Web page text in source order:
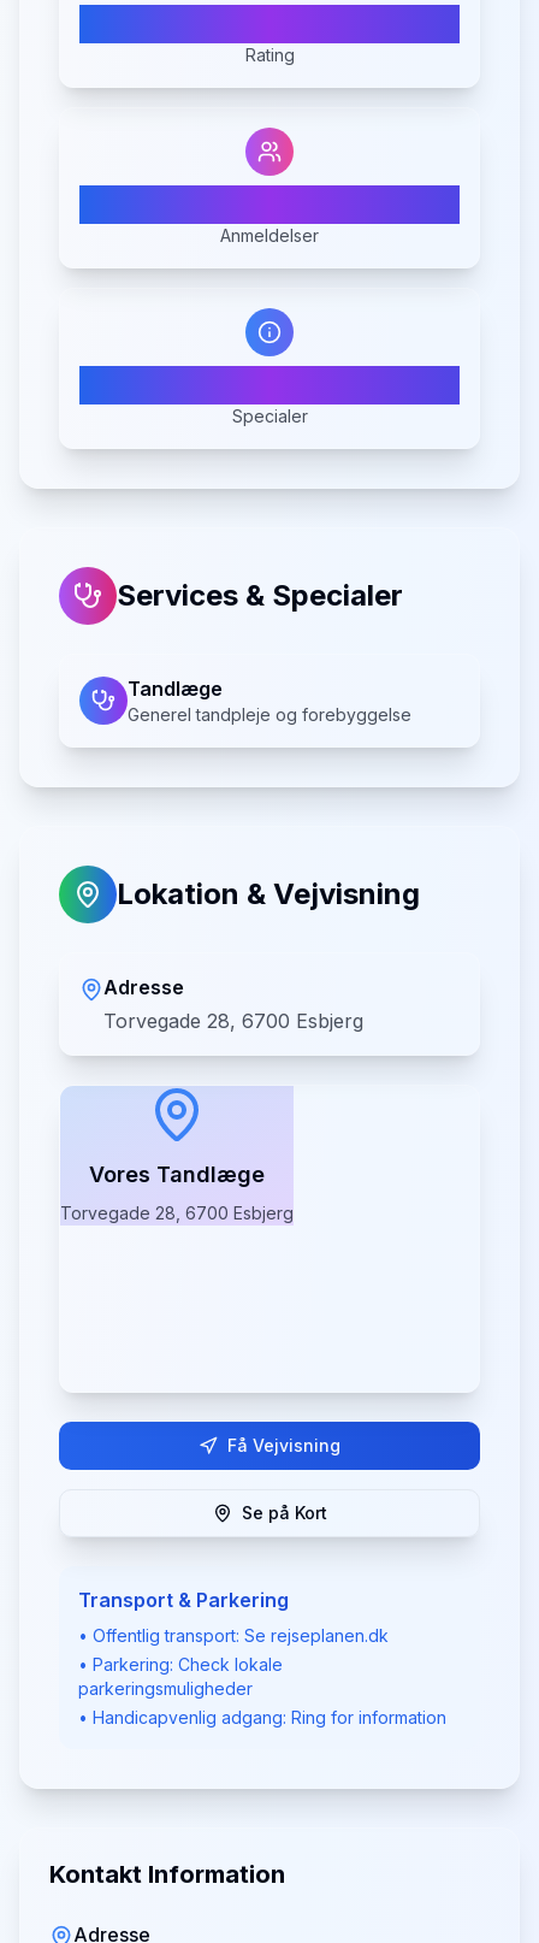
Rating
Anmeldelser
Specialer
Services & Specialer
Tandlæge
Generel tandpleje og forebyggelse
Lokation & Vejvisning
Adresse
Torvegade 28, 6700 Esbjerg
Vores Tandlæge
Torvegade 28, 6700 Esbjerg
Få Vejvisning
Se på Kort
Transport & Parkering
• Offentlig transport: Se rejseplanen.dk
• Parkering: Check lokale
parkeringsmuligheder
• Handicapvenlig adgang: Ring for information
Kontakt Information
Adresse